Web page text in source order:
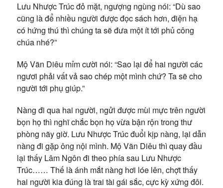
Lưu Nhược Trúc đỏ mặt, ngượng ngùng nói: “Dù sao
cũng là để nhiều người được đọc sách hơn, điện hạ
có hứng thú thì chúng ta sẽ đưa một ít tới phủ công
chúa nhé?”
Mộ Vãn Diêu mỉm cười nói: “Sao lại để hai người các
ngươi phải vất vả sao chép một mình chứ? Ta sẽ cho
người tới phụ giúp.”
Nàng đi qua hai người, ngửi được mùi mực trên người
bọn họ thì nghĩ chắc bọn họ vừa bận rộn trong thư
phòng nãy giờ. Lưu Nhược Trúc đuổi kịp nàng, lại dẫn
nàng đi gặp ông nội mình. Mộ Vãn Diêu thì quay đầu
lại thấy Lâm Ngôn đi theo phía sau Lưu Nhược
Trúc…… Thế là ánh mắt nàng hơi lóe lên, chợt thấy
hai người kia đúng là trai tài gái sắc, cực kỳ xứng đôi.